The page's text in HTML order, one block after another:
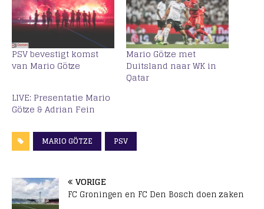
PSV bevestigt komst
van Mario Götze
Mario Götze met
Duitsland naar WK in
Qatar
LIVE: Presentatie Mario
Götze & Adrian Fein
MARIO GÖTZE PSV
VORIGE
FC Groningen en FC Den Bosch doen zaken